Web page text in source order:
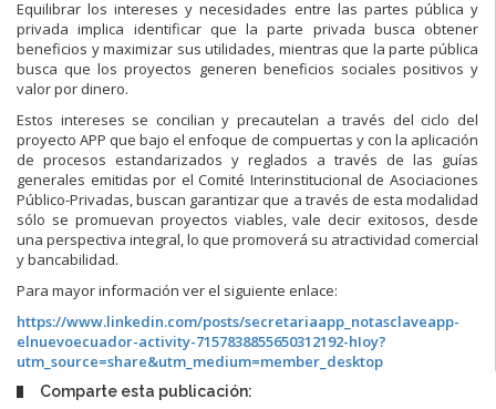
Equilibrar los intereses y necesidades entre las partes pública y
privada implica identificar que la parte privada busca obtener
beneficios y maximizar sus utilidades, mientras que la parte pública
busca que los proyectos generen beneficios sociales positivos y
valor por dinero.
Estos intereses se concilian y precautelan a través del ciclo del
proyecto APP que bajo el enfoque de compuertas y con la aplicación
de procesos estandarizados y reglados a través de las guías
generales emitidas por el Comité Interinstitucional de Asociaciones
Público-Privadas, buscan garantizar que a través de esta modalidad
sólo se promuevan proyectos viables, vale decir exitosos, desde
una perspectiva integral, lo que promoverá su atractividad comercial
y bancabilidad.
Para mayor información ver el siguiente enlace:
https://www.linkedin.com/posts/secretariaapp_notasclaveapp-
elnuevoecuador-activity-7157838855650312192-hIoy?
utm_source=share&utm_medium=member_desktop
Comparte esta publicación: